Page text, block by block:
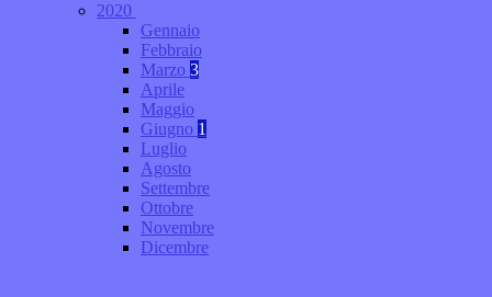
2020
Gennaio
Febbraio
Marzo 3
Aprile
Maggio
Giugno 1
Luglio
Agosto
Settembre
Ottobre
Novembre
Dicembre